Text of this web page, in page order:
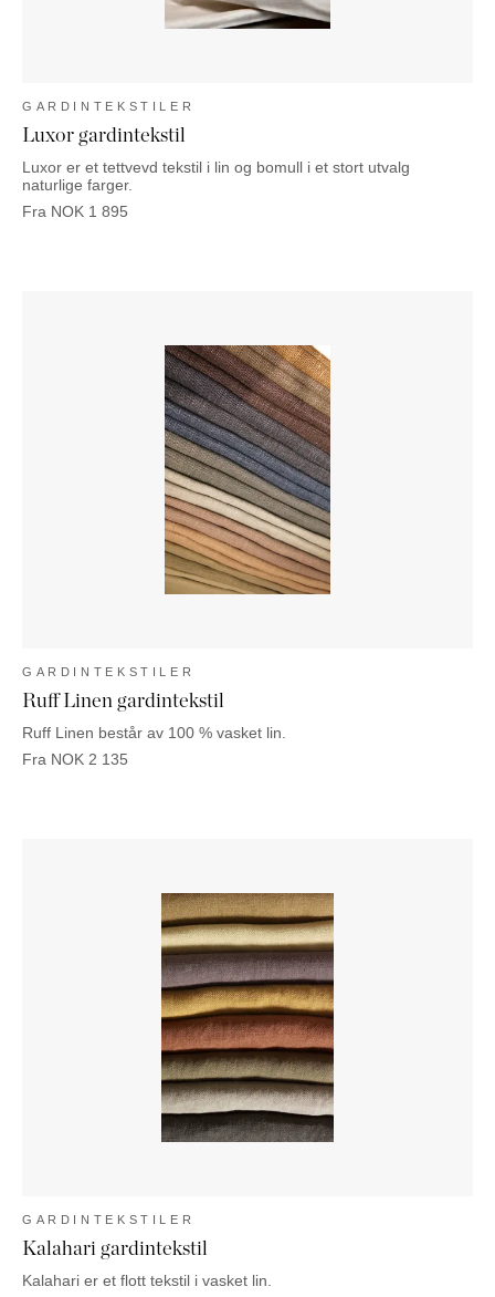
GARDINTEKSTILER
Luxor gardintekstil
Luxor er et tettvevd tekstil i lin og bomull i et stort utvalg
naturlige farger.
Fra NOK 1 895
GARDINTEKSTILER
Ruff Linen gardintekstil
Ruff Linen består av 100 % vasket lin.
Fra NOK 2 135
GARDINTEKSTILER
Kalahari gardintekstil
Kalahari er et flott tekstil i vasket lin.